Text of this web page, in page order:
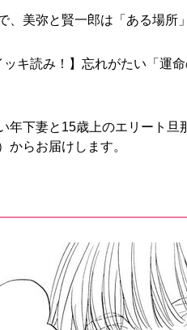
、美弥と賢一郎は「ある場所
ッキ読み！】 忘れがたい「運
年下妻と15歳上のエリート
からお届けします。